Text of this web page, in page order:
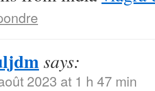
says:
2023 at 1 h 47 min